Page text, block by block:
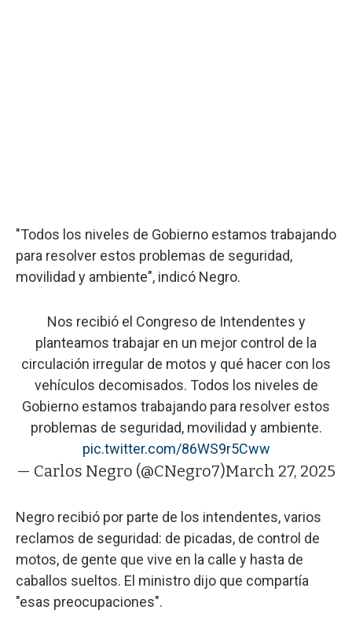
"Todos los niveles de Gobierno estamos trabajando
para resolver estos problemas de seguridad,
movilidad y ambiente", indicó Negro.
Nos recibió el Congreso de Intendentes y
planteamos trabajar en un mejor control de la
circulación irregular de motos y qué hacer con los
vehículos decomisados. Todos los niveles de
Gobierno estamos trabajando para resolver estos
problemas de seguridad, movilidad y ambiente.
pic.twitter.com/86WS9r5Cww
— Carlos Negro (@CNegro7)March 27, 2025
Negro recibió por parte de los intendentes, varios
reclamos de seguridad: de picadas, de control de
motos, de gente que vive en la calle y hasta de
caballos sueltos. El ministro dijo que compartía
"esas preocupaciones".